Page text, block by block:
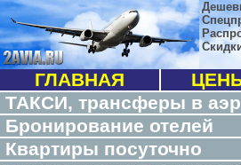
ГЛАВНАЯ
ТАКСИ, трансферы в
Бронирование отелей
Квартиры посуточно